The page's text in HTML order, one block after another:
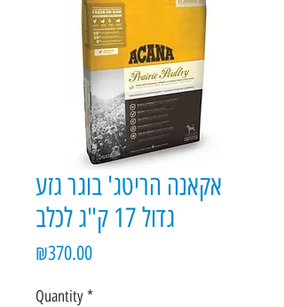
אקאנה הריטג' בוגר גזע
גדול 17 ק"ג לכלב
₪370.00Price
Quantity*